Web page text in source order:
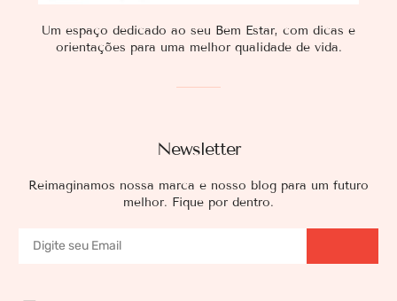
Newsletter
Reimaginamos nossa marca e nosso blog para um futuro
melhor. Fique por dentro.
Um espaço dedicado ao seu Bem Estar, com dicas e
orientações para uma melhor qualidade de vida.